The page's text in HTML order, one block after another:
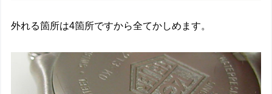
外れる箇所は4箇所ですから全てかしめます。